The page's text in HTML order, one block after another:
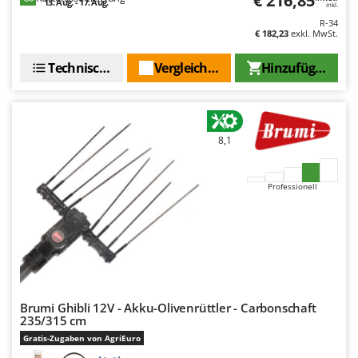
Spiralmac
Sunseeker
Tecla
TecnoGen
Tellarini Pompe
Telwin
Tineco
Titania
inkl.
R-34
€ 182,23 exkl. MwSt.
Hinzufügen
Vergleichen Sie
Technische Daten
8,1
Professionell
Brumi Ghibli 12V - Akku-Olivenrüttler - Carbonschaft
235/315 cm
Gratis-Zugaben von AgriEuro